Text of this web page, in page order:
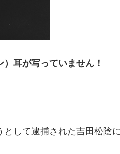
耳が写っていません！
して逮捕された吉田松陰